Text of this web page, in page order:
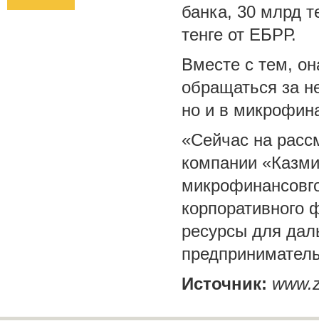
банка, 30 млрд
тенге от ЕБРР.
Вместе с тем,
обращаться за
но и в
«Сейчас на
компании
корпоративного
ресурсы для
Источник: